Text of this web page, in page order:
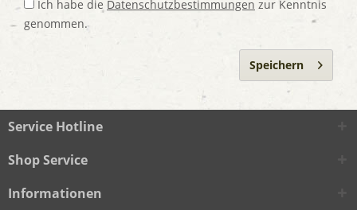
Ich habe die Datenschutzbestimmungen zur Kenntnis
genommen.
Speichern
Service Hotline
Shop Service
Informationen